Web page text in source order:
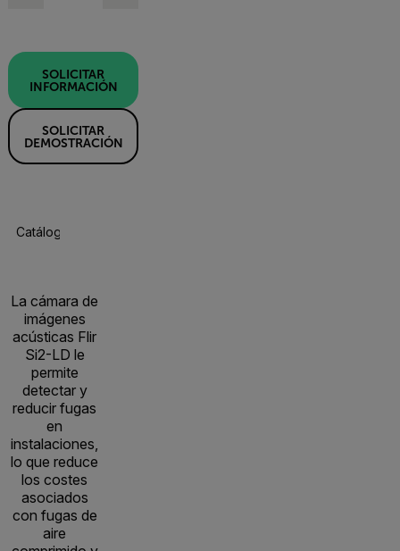
SOLICITAR
INFORMACIÓN
SOLICITAR
DEMOSTRACIÓN
Catálogo De Productos
La cámara de
imágenes
acústicas Flir
Si2-LD le
permite
detectar y
reducir fugas
en
instalaciones,
lo que reduce
los costes
asociados
con fugas de
aire